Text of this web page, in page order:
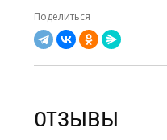
Поделиться
ОТЗЫВЫ